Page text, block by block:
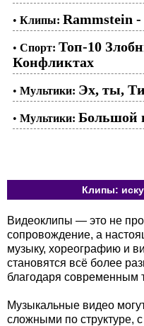
• Клипы: Rammstein
• Спорт: Топ-10
Конфликтах
• Мультики: Эх, ты,
• Мультики: Большой
Клипы:
Видеоклипы — это не
сопровождение, а
музыку, хореографию и
становятся всё более
благодаря современным
Музыкальные видео
сложными по структуре,